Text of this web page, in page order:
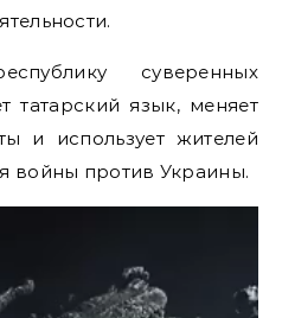
суверенных
татарский язык, меняет
и использует жителей
войны против Украины.